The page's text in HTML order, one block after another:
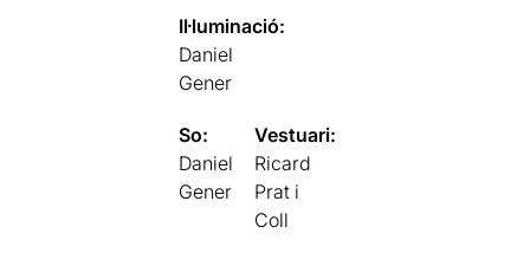
Il·luminació:
Daniel
Gener
So:
Daniel
Gener
Vestuari:
Ricard
Prat i
Coll